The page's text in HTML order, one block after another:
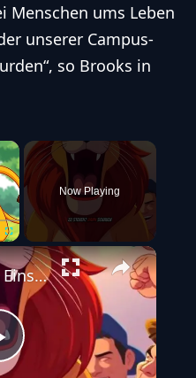
Menschen ums Leben
unserer Campus-
so Brooks in
×
Fullscreen
Now Playing
Football: Dein Einstieg ins Abenteuer